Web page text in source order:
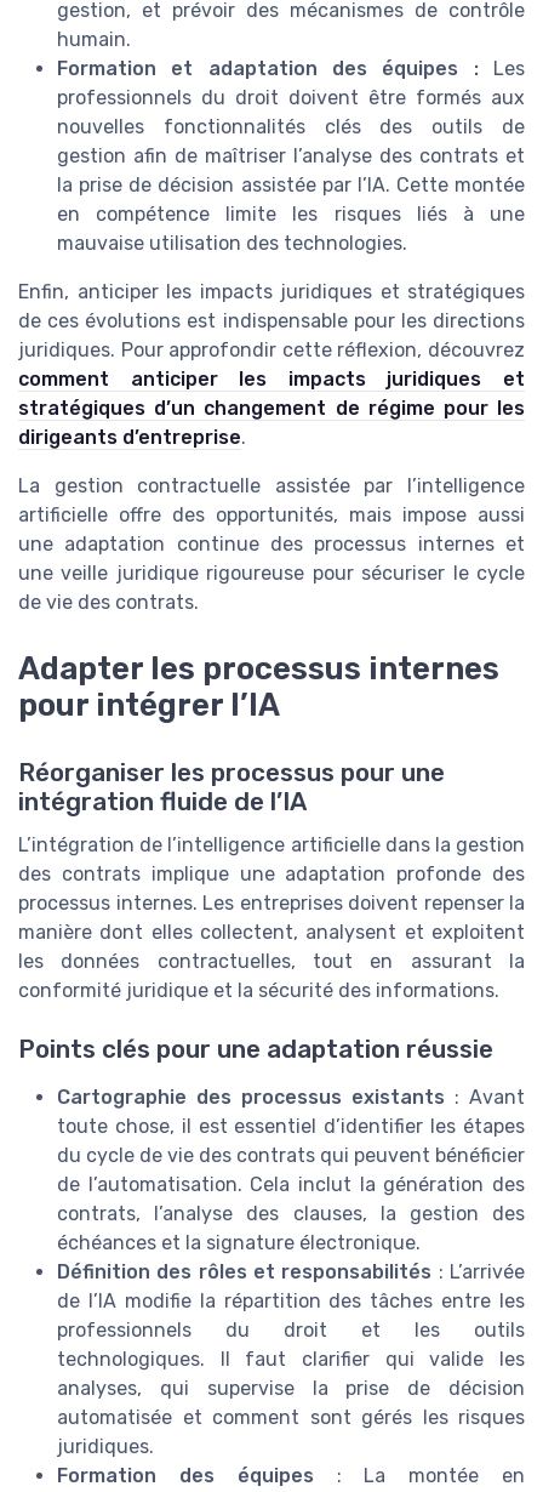
gestion, et prévoir des mécanismes de contrôle
humain.
Formation et adaptation des équipes :Les
professionnels du droit doivent être formés aux
nouvelles fonctionnalités clés des outils de
gestion afin de maîtriser l’analyse des contrats et
la prise de décision assistée par l’IA. Cette montée
en compétence limite les risques liés à une
mauvaise utilisation des technologies.
Enfin, anticiper les impacts juridiques et stratégiques
de ces évolutions est indispensable pour les directions
juridiques. Pour approfondir cette réflexion, découvrez
comment anticiper les impacts juridiques et
stratégiques d’un changement de régime pour les
dirigeants d’entreprise.
La gestion contractuelle assistée par l’intelligence
artificielle offre des opportunités, mais impose aussi
une adaptation continue des processus internes et
une veille juridique rigoureuse pour sécuriser le cycle
de vie des contrats.
Adapter les processus internes
pour intégrer l’IA
Réorganiser les processus pour une
intégration fluide de l’IA
L’intégration de l’intelligence artificielle dans la gestion
des contrats implique une adaptation profonde des
processus internes. Les entreprises doivent repenser la
manière dont elles collectent, analysent et exploitent
les données contractuelles, tout en assurant la
conformité juridique et la sécurité des informations.
Points clés pour une adaptation réussie
Cartographie des processus existants : Avant
toute chose, il est essentiel d’identifier les étapes
du cycle de vie des contrats qui peuvent bénéficier
de l’automatisation. Cela inclut la génération des
contrats, l’analyse des clauses, la gestion des
échéances et la signature électronique.
Définition des rôles et responsabilités : L’arrivée
de l’IA modifie la répartition des tâches entre les
professionnels du droit et les outils
technologiques. Il faut clarifier qui valide les
analyses, qui supervise la prise de décision
automatisée et comment sont gérés les risques
juridiques.
Formation des équipes : La montée en